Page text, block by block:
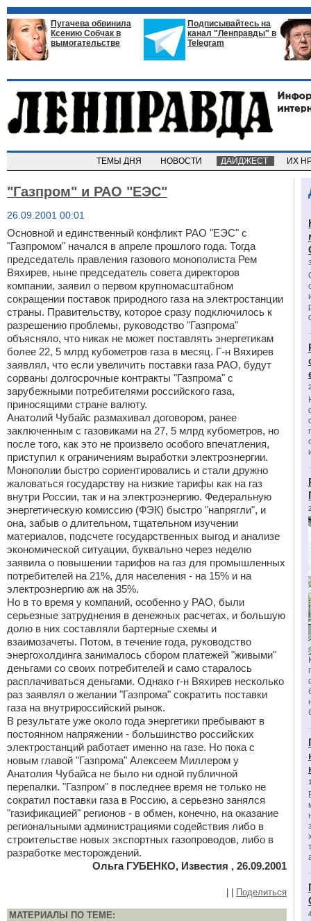
Пугачева обвинила
Ксению Собчак в
вымогательстве
Подписывайтесь на
канал "Ленправды" в
Telegram
ТЕМЫ ДНЯ НОВОСТИ ДАЙДЖЕСТ ИХ
"Газпром" и РАО "ЕЭС"
26.09.2001 00:01
Основной и единственный конфликт РАО "ЕЭС" с
"Газпромом" начался в апреле прошлого года. Тогда
председатель правления газового монополиста Рем
Вяхирев, ныне председатель совета директоров
компании, заявил о первом крупномасштабном
сокращении поставок природного газа на электростанции
страны. Правительству, которое сразу подключилось к
разрешению проблемы, руководство "Газпрома"
объясняло, что никак не может поставлять энергетикам
более 22, 5 млрд кубометров газа в месяц. Г-н Вяхирев
заявлял, что если увеличить поставки газа РАО, будут
сорваны долгосрочные контракты "Газпрома" с
зарубежными потребителями российского газа,
приносящими стране валюту.
Анатолий Чубайс размахивал договором, ранее
заключенным с газовиками на 27, 5 млрд кубометров, но
после того, как это не произвело особого впечатления,
приступил к ограничениям выработки электроэнергии.
Монополии быстро сориентировались и стали дружно
жаловаться государству на низкие тарифы как на газ
внутри России, так и на электроэнергию. Федеральную
энергетическую комиссию (ФЭК) быстро "напрягли", и
она, забыв о длительном, тщательном изучении
материалов, подсчете государственных выгод и анализе
экономической ситуации, буквально через неделю
заявила о повышении тарифов на газ для промышленных
потребителей на 21%, для населения - на 15% и на
электроэнергию аж на 35%.
Но в то время у компаний, особенно у РАО, были
серьезные затруднения в денежных расчетах, и большую
долю в них составляли бартерные схемы и
взаимозачеты. Потом, в течение года, руководство
энергохолдинга занималось сбором платежей "живыми"
деньгами со своих потребителей и само старалось
расплачиваться деньгами. Однако г-н Вяхирев несколько
раз заявлял о желании "Газпрома" сократить поставки
газа на внутрироссийский рынок.
В результате уже около года энергетики пребывают в
постоянном напряжении - большинство российских
электростанций работает именно на газе. Но пока с
новым главой "Газпрома" Алексеем Миллером у
Анатолия Чубайса не было ни одной публичной
перепалки. "Газпром" в последнее время не только не
сократил поставки газа в Россию, а серьезно занялся
"газификацией" регионов - в обмен, конечно, на оказание
региональными администрациями содействия либо в
строительстве новых экспортных газопроводов, либо в
разработке месторождений.
Ольга ГУБЕНКО, Известия , 26.09.2001
Поделиться
МАТЕРИАЛЫ ПО ТЕМЕ: